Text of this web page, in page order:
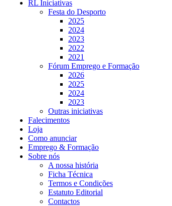
RL Iniciativas
Festa do Desporto
2025
2024
2023
2022
2021
Fórum Emprego e Formação
2026
2025
2024
2023
Outras iniciativas
Falecimentos
Loja
Como anunciar
Emprego & Formação
Sobre nós
A nossa história
Ficha Técnica
Termos e Condições
Estatuto Editorial
Contactos